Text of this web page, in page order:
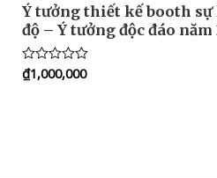
Ý tưởng thiết kế booth
độ – Ý tưởng độc đáo năm
Rated
0
₫1,000,000